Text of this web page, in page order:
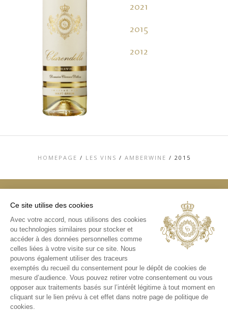
2021
2015
2012
HOMEPAGE / LES VINS / AMBERWINE / 2015
CONTACT
MENTIONS LÉGALES
CHARTE DE DONNÉES PERSONNELLES &
COOKIES
MÉDIATHÈQUE
INSTAGRAM
TOP
Ce site utilise des cookies
Avec votre accord, nous utilisons des cookies
ou technologies similaires pour stocker et
accéder à des données personnelles comme
celles liées à votre visite sur ce site. Nous
pouvons également utiliser des traceurs
exemptés du recueil du consentement pour le dépôt de cookies de
mesure d’audience. Vous pouvez retirer votre consentement ou vous
opposer aux traitements basés sur l’intérêt légitime à tout moment en
cliquant sur le lien prévu à cet effet dans notre page de politique de
cookies.